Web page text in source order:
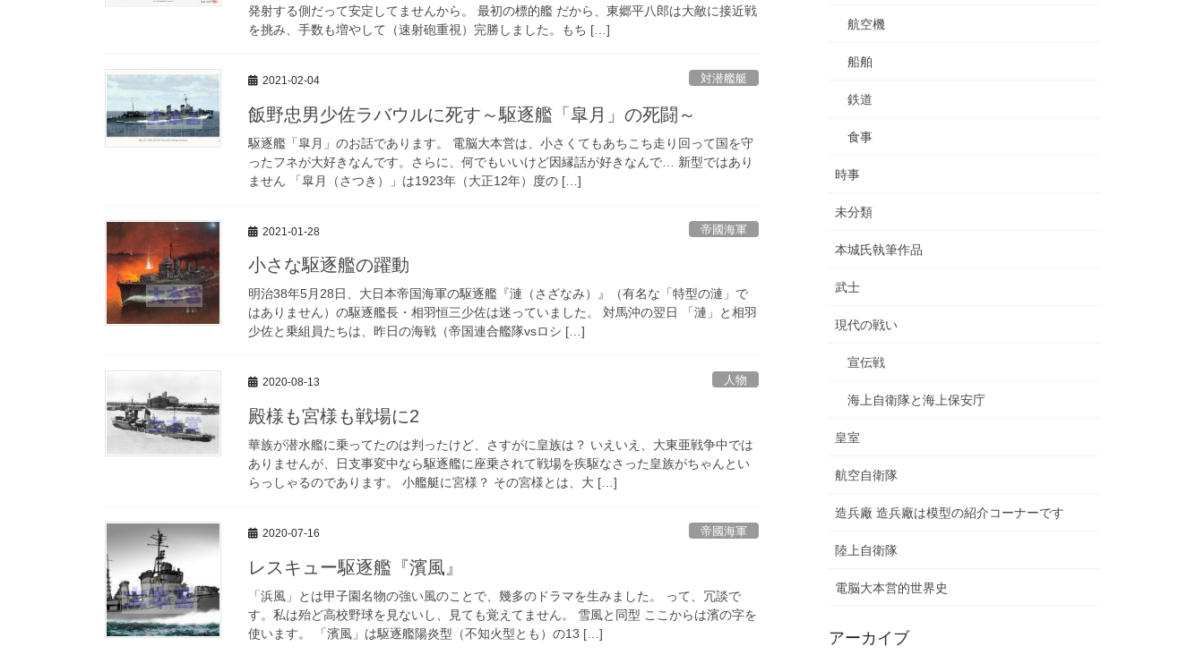
発射する側だって安定してませんから。 最初の標的艦 だから、東郷平八郎は大敵に接近戦
を挑み、手数も増やして（速射砲重視）完勝しました。もち […]
2021-02-04 対潜艦艇
飯野忠男少佐ラバウルに死す～駆逐艦「皐月」の死闘～
駆逐艦「皐月」のお話であります。 電脳大本営は、小さくてもあちこち走り回って国を守
ったフネが大好きなんです。さらに、何でもいいけど因縁話が好きなんで… 新型ではあり
ません 「皐月（さつき）」は1923年（大正12年）度の […]
2021-01-28 帝國海軍
小さな駆逐艦の躍動
明治38年5月28日、大日本帝国海軍の駆逐艦『漣（さざなみ）』（有名な「特型の漣」で
はありません）の駆逐艦長・相羽恒三少佐は迷っていました。 対馬沖の翌日 「漣」と相羽
少佐と乗組員たちは、昨日の海戦（帝国連合艦隊vsロシ […]
2020-08-13 人物
殿様も宮様も戦場に2
華族が潜水艦に乗ってたのは判ったけど、さすがに皇族は？ いえいえ、大東亜戦争中では
ありませんが、日支事変中なら駆逐艦に座乗されて戦場を疾駆なさった皇族がちゃんとい
らっしゃるのであります。 小艦艇に宮様？ その宮様とは、大 […]
2020-07-16 帝國海軍
レスキュー駆逐艦『濱風』
「浜風」とは甲子園名物の強い風のことで、幾多のドラマを生みました。 って、冗談で
す。私は殆ど高校野球を見ないし、見ても覚えてません。 雪風と同型 ここからは濱の字を
使います。 「濱風」は駆逐艦陽炎型（不知火型とも）の13 […]
航空機
船舶
鉄道
食事
時事
未分類
本城氏執筆作品
武士
現代の戦い
宣伝戦
海上自衛隊と海上保安庁
皇室
航空自衛隊
造兵廠 造兵廠は模型の紹介コーナーです
陸上自衛隊
電脳大本営的世界史
アーカイブ